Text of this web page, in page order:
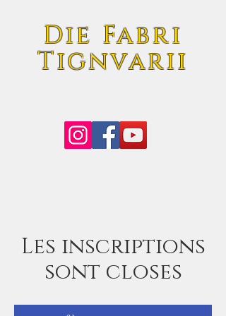
Die Fabri
Tignvarii
Les inscriptions
sont closes